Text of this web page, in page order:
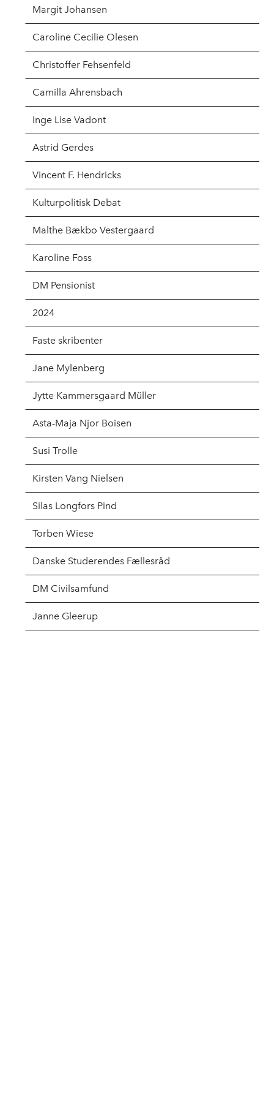
Margit Johansen
Caroline Cecilie Olesen
Christoffer Fehsenfeld
Camilla Ahrensbach
Inge Lise Vadont
Astrid Gerdes
Vincent F. Hendricks
Kulturpolitisk Debat
Malthe Bækbo Vestergaard
Karoline Foss
DM Pensionist
2024
Faste skribenter
Jane Mylenberg
Jytte Kammersgaard Müller
Asta-Maja Njor Boisen
Susi Trolle
Kirsten Vang Nielsen
Silas Longfors Pind
Torben Wiese
Danske Studerendes Fællesråd
DM Civilsamfund
Janne Gleerup